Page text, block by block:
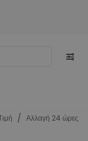
/ Αλλαγή 24 ώρες